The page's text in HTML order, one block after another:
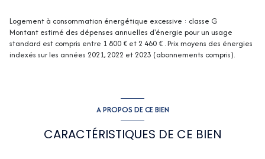
Logement à consommation énergétique excessive : classe G
Montant estimé des dépenses annuelles d'énergie pour un usage
standard est compris entre 1 800 € et 2 460 € . Prix moyens des énergies
indexés sur les années 2021, 2022 et 2023 (abonnements compris).
A PROPOS DE CE BIEN
CARACTÉRISTIQUES DE CE BIEN